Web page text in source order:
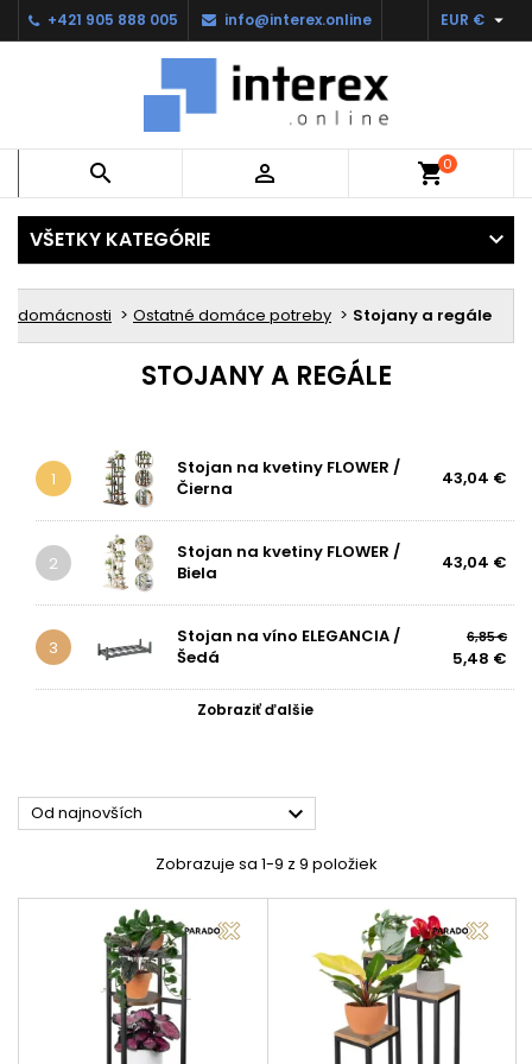
+421 905 888 005 info@interex.online EUR € 
  shopping_cart0
VŠETKY KATEGÓRIE
domácnosti Ostatné domáce potreby Stojany a regále
STOJANY A REGÁLE
1
Stojan na kvetiny FLOWER /
Čierna
43,04 €
2
Stojan na kvetiny FLOWER /
Biela
43,04 €
3
Stojan na víno ELEGANCIA /
Šedá
6,85 €
5,48 €
Zobraziť ďalšie
Od najnovších 
Zobrazuje sa 1-9 z 9 položiek